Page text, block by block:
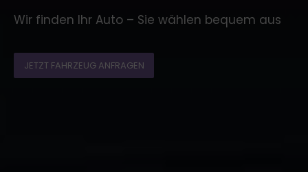
Wir finden Ihr Auto – Sie wählen bequem aus
JETZT FAHRZEUG ANFRAGEN